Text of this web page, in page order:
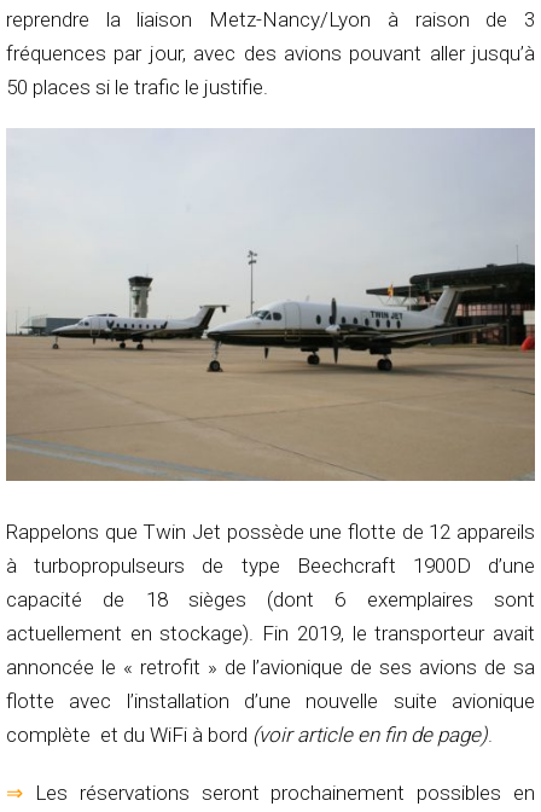
reprendre la liaison Metz-Nancy/Lyon à raison de 3
fréquences par jour, avec des avions pouvant aller jusqu’à
50 places si le trafic le justifie.
Rappelons que Twin Jet possède une flotte de 12 appareils
à turbopropulseurs de type Beechcraft 1900D d’une
capacité de 18 sièges (dont 6 exemplaires sont
actuellement en stockage). Fin 2019, le transporteur avait
annoncée le « retrofit » de l’avionique de ses avions de sa
flotte avec l’installation d’une nouvelle suite avionique
complète et du WiFi à bord (voir article en fin de page)
⇒ Les réservations seront prochainement possibles en